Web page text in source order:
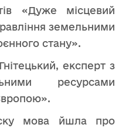
«Дуже місцевий
земельними
стану».
експерт з
ресурсами
мова йшла про